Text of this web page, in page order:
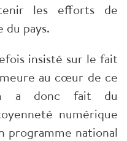
les efforts de
pays.
insisté sur le fait
au cœur de ce
a donc fait du
numérique
programme national